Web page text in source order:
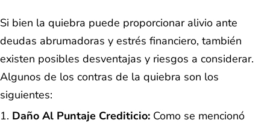
Si bien la quiebra puede proporcionar alivio ante
deudas abrumadoras y estrés financiero, también
existen posibles desventajas y riesgos a considerar.
Algunos de los contras de la quiebra son los
siguientes:
Daño Al Puntaje Crediticio: Como se mencionó